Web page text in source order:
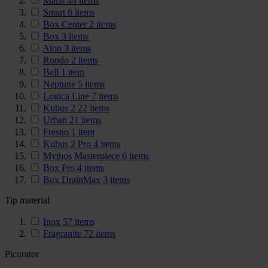
Smart 6 items
Box Center 2 items
Box 3 items
Aton 3 items
Rondo 2 items
Bell 1 item
Neptune 5 items
Logica Line 7 items
Kubus 2 22 items
Urban 21 items
Fresno 1 item
Kubus 2 Pro 4 items
Mythos Masterpiece 6 items
Box Pro 4 items
Box DrainMax 3 items
Tip material
Inox 57 items
Fragranite 72 items
Picurator